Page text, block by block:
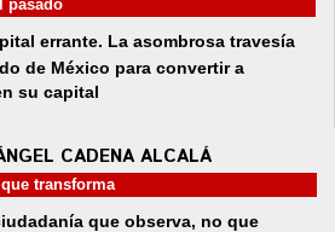
pasado
errante. La asombrosa travesía
de México para convertir a
su capital
CADENA ALCALÁ
transforma
que observa, no que